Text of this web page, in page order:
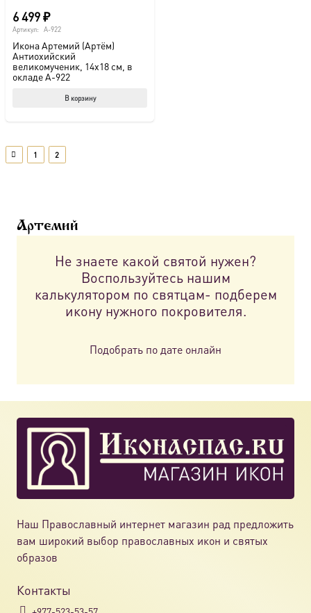
6 499₽
Артикул: A-922
Икона Артемий (Артём)
Антиохийский
великомученик, 14х18 см, в
окладе A-922
В корзину
1 2
Артемий
Не знаете какой святой нужен?
Воспользуйтесь нашим
калькулятором по святцам- подберем
икону нужного покровителя.
Подобрать по дате онлайн
Наш Православный интернет магазин рад предложить
вам широкий выбор православных икон и святых
образов
Контакты